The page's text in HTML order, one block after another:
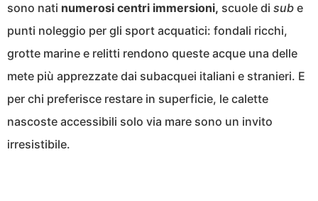
sono nati numerosi centri immersioni, scuole di sub e
punti noleggio per gli sport acquatici: fondali ricchi,
grotte marine e relitti rendono queste acque una delle
mete più apprezzate dai subacquei italiani e stranieri. E
per chi preferisce restare in superficie, le calette
nascoste accessibili solo via mare sono un invito
irresistibile.